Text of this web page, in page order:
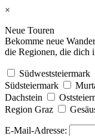
×
Neue Touren
Bekomme neue
die Regionen, die dich
Südweststeiermark
Südsteiermark
Dachstein
Region Graz
E-Mail-Adresse: